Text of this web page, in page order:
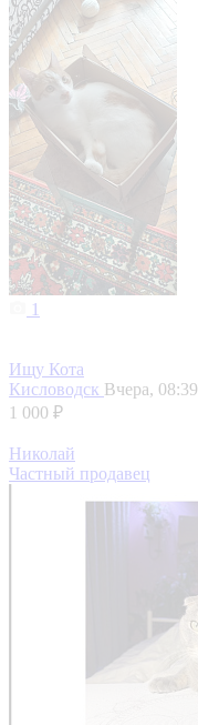
1
Ищу Кота
Кисловодск Вчера, 08:39
1 000 ₽
Николай
Частный продавец